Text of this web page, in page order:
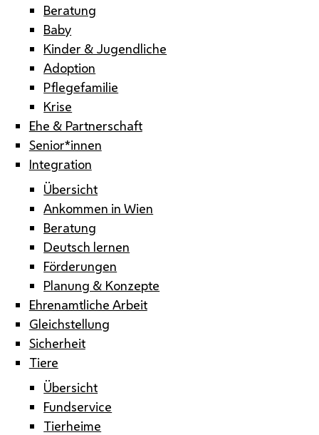
Beratung
Baby
Kinder & Jugendliche
Adoption
Pflegefamilie
Krise
Ehe & Partnerschaft
Senior*innen
Integration
Übersicht
Ankommen in Wien
Beratung
Deutsch lernen
Förderungen
Planung & Konzepte
Ehrenamtliche Arbeit
Gleichstellung
Sicherheit
Tiere
Übersicht
Fundservice
Tierheime